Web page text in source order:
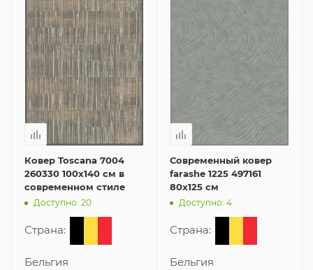
Ковер Toscana 7004
260330 100x140 см в
современном стиле
Доступно: 20
Страна:
Бельгия
Современный ковер
farashe 1225 497161
80x125 см
Доступно: 4
Страна:
Бельгия